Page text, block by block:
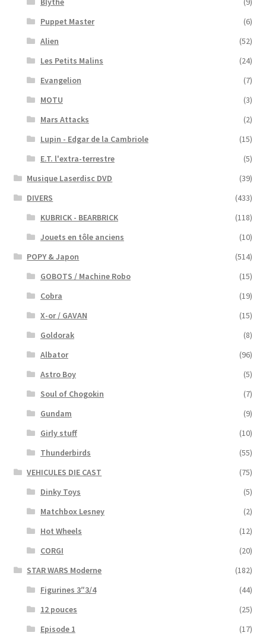
Puppet Master
(6)
Alien
(52)
Les Petits Malins
(24)
Evangelion
(7)
MOTU
(3)
Mars Attacks
(2)
Lupin - Edgar de la Cambriole
(15)
E.T. l'extra-terrestre
(5)
Musique Laserdisc DVD
(39)
DIVERS
(433)
KUBRICK - BEARBRICK
(118)
Jouets en tôle anciens
(10)
POPY & Japon
(514)
GOBOTS / Machine Robo
(15)
Cobra
(19)
X-or / GAVAN
(15)
Goldorak
(8)
Albator
(96)
Astro Boy
(5)
Soul of Chogokin
(7)
Gundam
(9)
Girly stuff
(10)
Thunderbirds
(55)
VEHICULES DIE CAST
(75)
Dinky Toys
(5)
Matchbox Lesney
(2)
Hot Wheels
(12)
CORGI
(20)
STAR WARS Moderne
(182)
Figurines 3″3/4
(44)
12 pouces
(25)
Episode 1
(17)